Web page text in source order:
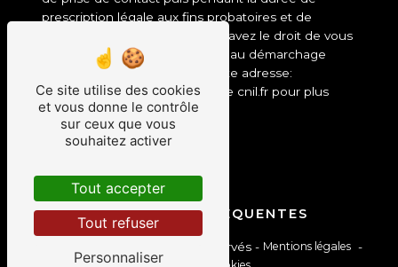
prescription légale aux fins probatoires et de
gestion des contentieux. Vous avez le droit de vous
inscrire sur la liste d'opposition au démarchage
téléphonique, disponible à cette adresse:
Bloctel.gouv.fr. Consultez le site cnil.fr pour plus
d’informations sur vos droits.
RECHERCHES FRÉQUENTES
- 2026 - Tous droits réservés - Mentions légales-
Ce site utilise des cookies
et vous donne le contrôle
sur ceux que vous
souhaitez activer
Tout accepter
Tout refuser
Personnaliser